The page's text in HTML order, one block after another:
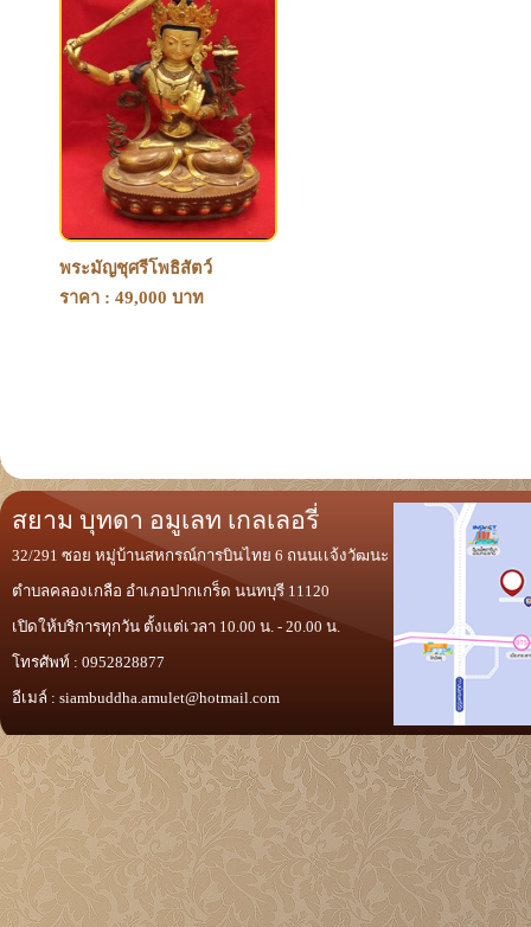
พระมัญชุศรีโพธิสัตว์
ราคา : 49,000 บาท
สยาม บุทดา อมูเลท เกลเลอรี่
32/291 ซอย หมู่บ้านสหกรณ์การบินไทย 6 ถนนเเจ้งวัฒนะ
ตำบลคลองเกลือ อำเภอปากเกร็ด นนทบุรี 11120
เปิดให้บริการทุกวัน ตั้งแต่เวลา 10.00 น. - 20.00 น.
โทรศัพท์ : 0952828877
อีเมล์ : siambuddha.amulet@hotmail.com